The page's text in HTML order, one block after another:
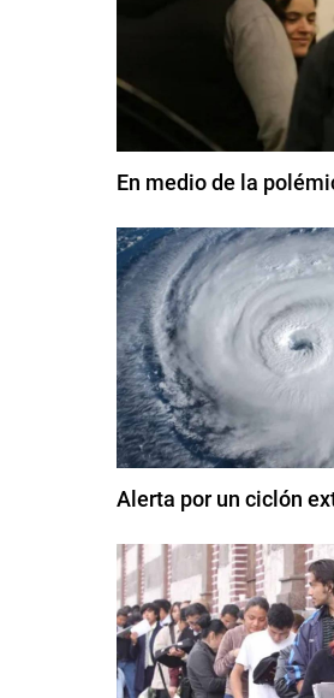
En medio de la
Alerta por un ciclón